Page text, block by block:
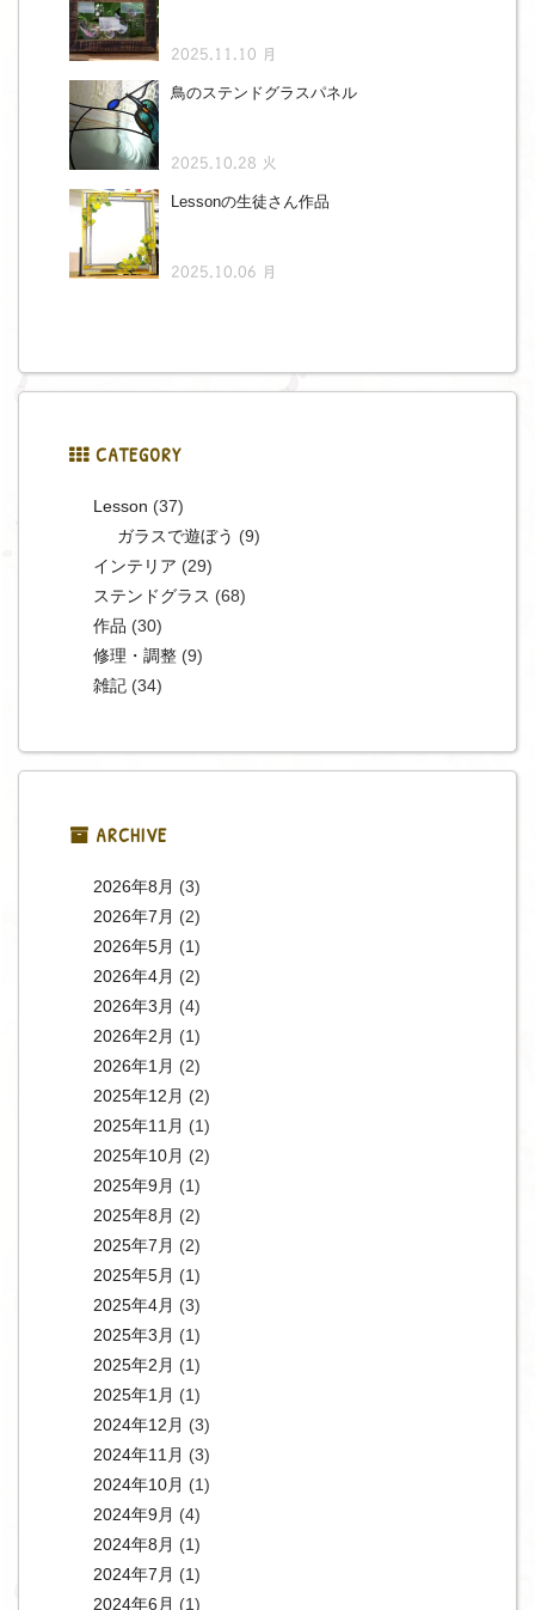
2025.11.10 月
鳥のステンドグラスパネル
2025.10.28 火
Lessonの生徒さん作品
2025.10.06 月
CATEGORY
Lesson (37)
ガラスで遊ぼう (9)
インテリア (29)
ステンドグラス (68)
作品 (30)
修理・調整(9)
雑記(34)
ARCHIVE
2026年8月 (3)
2026年7月 (2)
2026年5月 (1)
2026年4月 (2)
2026年3月 (4)
2026年2月 (1)
2026年1月 (2)
2025年12月 (2)
2025年11月 (1)
2025年10月 (2)
2025年9月 (1)
2025年8月 (2)
2025年7月 (2)
2025年5月 (1)
2025年4月 (3)
2025年3月 (1)
2025年2月 (1)
2025年1月 (1)
2024年12月 (3)
2024年11月 (3)
2024年10月 (1)
2024年9月 (4)
2024年8月 (1)
2024年7月 (1)
2024年6月 (1)